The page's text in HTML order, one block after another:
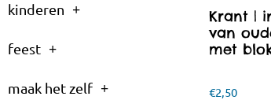
kinderen
feest
maak het zelf
Krant |
van
met
€2,50